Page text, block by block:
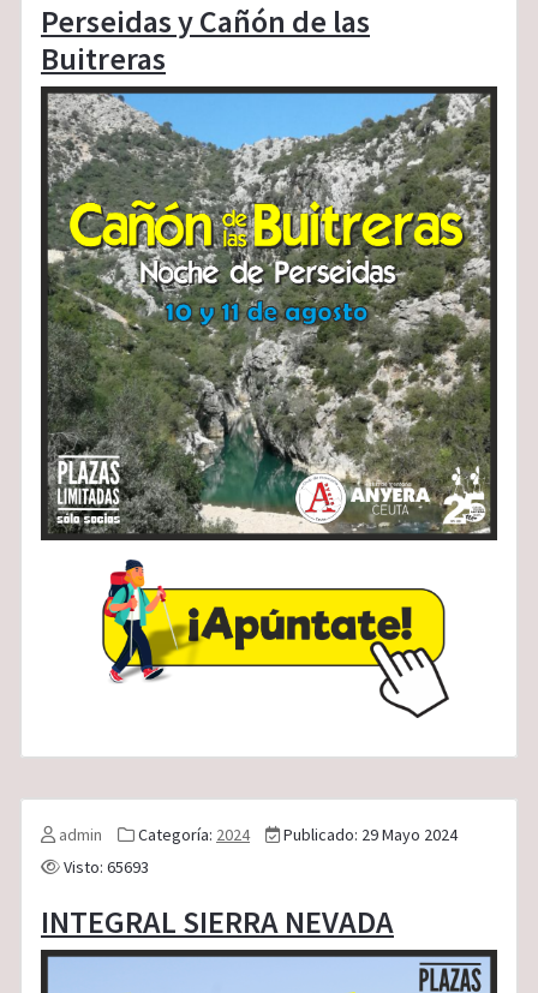
Perseidas y Cañón de las
Buitreras
admin Categoría: 2024
Publicado: 29 Mayo 2024
Visto: 65693
INTEGRAL SIERRA NEVADA